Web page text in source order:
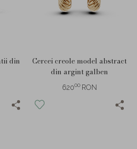
din
Cercei creole model abstract
din argint galben
62000 RON